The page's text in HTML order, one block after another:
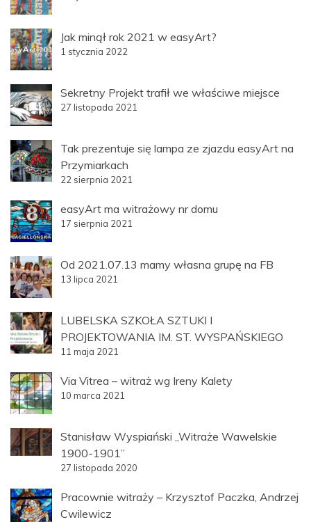
Jak minął rok 2021 w easyArt?
1 stycznia 2022
Sekretny Projekt trafił we właściwe miejsce
27 listopada 2021
Tak prezentuje się lampa ze zjazdu easyArt na
Przymiarkach
22 sierpnia 2021
easyArt ma witrażowy nr domu
17 sierpnia 2021
Od 2021.07.13 mamy własna grupę na FB
13 lipca 2021
LUBELSKA SZKOŁA SZTUKI I
PROJEKTOWANIA IM. ST. WYSPAŃSKIEGO
11 maja 2021
Via Vitrea – witraż wg Ireny Kalety
10 marca 2021
Stanisław Wyspiański „Witraże Wawelskie
1900-1901”
27 listopada 2020
Pracownie witraży – Krzysztof Paczka, Andrzej
Cwilewicz